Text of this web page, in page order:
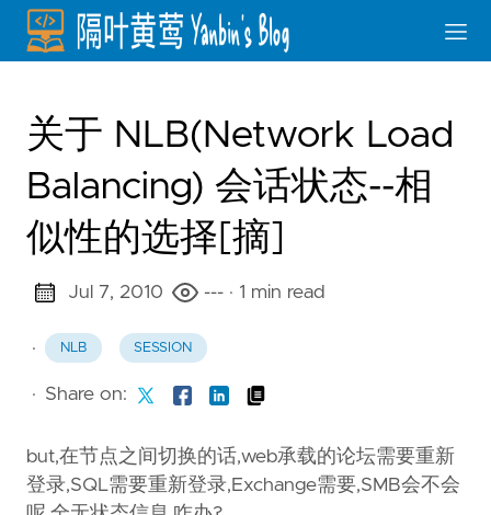
关于 NLB(Network Load
Balancing) 会话状态--相
似性的选择[摘]
Jul 7, 2010 --- · 1 min read
· NLB SESSION
· Share on:
but,在节点之间切换的话,web承载的论坛需要重新
登录,SQL需要重新登录,Exchange需要,SMB会不会